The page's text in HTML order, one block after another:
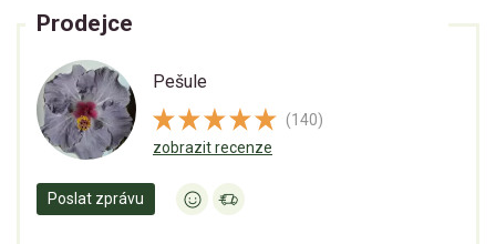
Prodejce
Pešule
(140)
zobrazit recenze
Poslat zprávu